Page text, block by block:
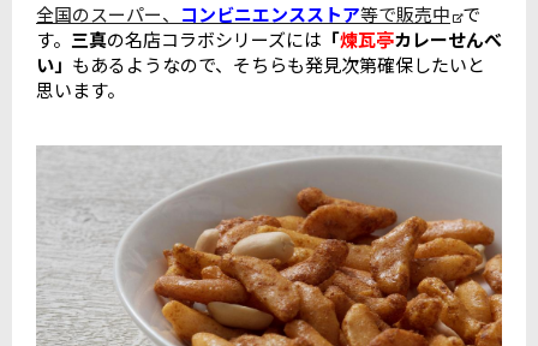
全国のスーパー、 コンビニエンスストア等で販売中 で
す。 三真の名店コラボシリーズには 「煉瓦亭カレーせんべ
い」 もあるようなので、そちらも発見次第確保したいと
思います。